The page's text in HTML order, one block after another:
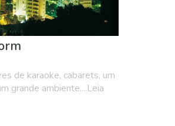
de karaoke, cabarets, um
grande ambiente....Leia